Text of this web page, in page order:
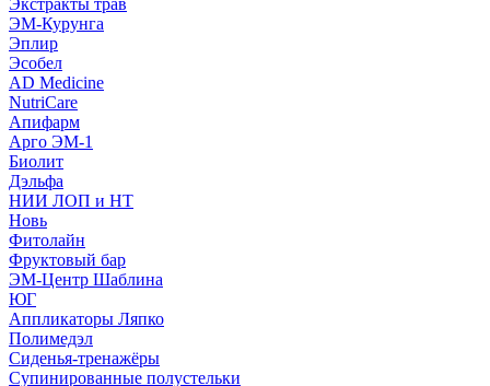
Экстракты трав
ЭМ-Курунга
Эплир
Эсобел
AD Medicine
NutriCare
Апифарм
Арго ЭМ-1
Биолит
Дэльфа
НИИ ЛОП и НТ
Новь
Фитолайн
Фруктовый бар
ЭМ-Центр Шаблина
ЮГ
Аппликаторы Ляпко
Полимедэл
Сиденья-тренажёры
Супинированные полустельки